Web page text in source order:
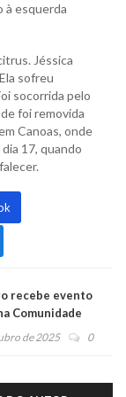
à esquerda
Jéssica
sofreu
socorrida pelo
foi removida
Canoas, onde
17, quando
recebe evento
Comunidade
de 2025 0